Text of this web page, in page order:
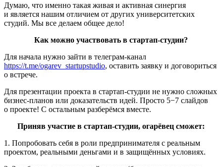
Думаю, что именно такая живая и активная синергия
и является нашим отличием от других университетских
студий. Мы все делаем общее дело!
Как можно участвовать в стартап-студии?
Для начала нужно зайти в телеграм-канал
https://t.me/ogarev_startupstudio, оставить заявку и договориться
о встрече.
Для презентации проекта в стартап-студии не нужно сложных
бизнес-планов или доказательств идей. Просто 5−7 слайдов
о проекте! С остальным разберёмся вместе.
Приняв участие в стартап-студии, огарёвец сможет:
1. Попробовать себя в роли предпринимателя с реальным
проектом, реальными деньгами и в защищённых условиях.